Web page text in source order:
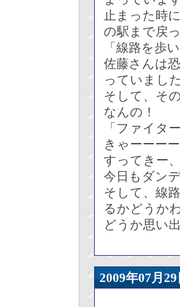
止まった時
の駅まで戻
「線路を歩
佐藤さんは
っていまし
そして、そ
なんの！
「ファイタ
きゃーーー
すってきー
今日もダン
そして、線
るかどうか
どうか思い
2009年07